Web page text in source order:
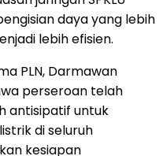
daya yang lebih
lebih efisien.
PLN, Darmawan
perseroan telah
antisipatif untuk
di seluruh
kesiapan